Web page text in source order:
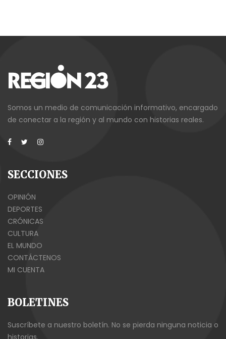
Somos un medio de comunicación informativo, encargado
de conectar a la región y al mundo con historias reales.
SECCIONES
OPINIÓN
DEPORTES
CRÓNICAS
CULTURA
EL MUNDO
CONTÁCTENOS
MI CUENTA
BOLETINES
Suscríbete a nuestro boletín. No se pierda ninguna noticia o
historias.